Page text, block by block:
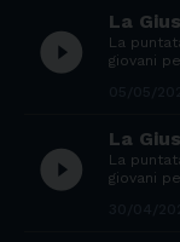
play_circle_filled
La
La
giovani
play_circle_filled
La
La
giovani